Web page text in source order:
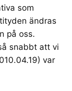
som
ändras
på oss.
snabbt att vi
var